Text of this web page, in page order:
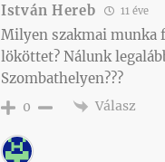
István Hereb 11 éve
Milyen szakmai munka
lököttet? Nálunk
Szombathelyen???
0 Válasz